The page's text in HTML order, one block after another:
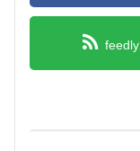
feedly